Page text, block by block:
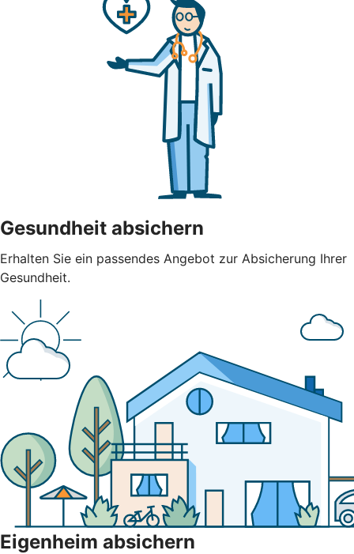
Gesundheit absichern
Erhalten Sie ein passendes Angebot zur Absicherung Ihrer
Gesundheit.
Eigenheim absichern